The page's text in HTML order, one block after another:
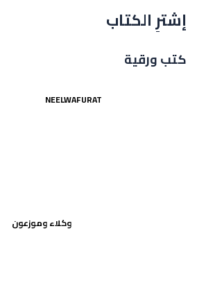
إشترِ الكتاب
كتب ورقية
NEELWAFURAT
وكلاء وموزعون